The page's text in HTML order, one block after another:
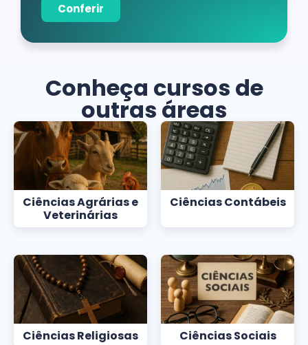
Conferir
Conheça cursos de
outras áreas
Ciências Agrárias e
Veterinárias
Ciências Contábeis
Ciências Religiosas Ciências Sociais